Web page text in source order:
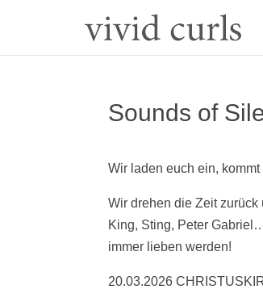
Sounds of
Wir laden euch ein, kommt
Wir drehen die Zeit
King, Sting, Peter
immer lieben werden!
20.03.2026